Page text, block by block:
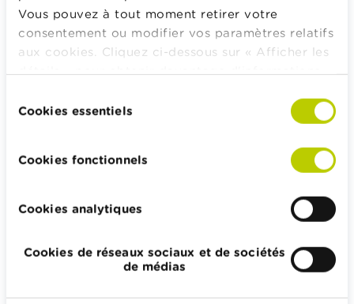
Vous pouvez à tout moment retirer votre
consentement ou modifier vos paramètres relatifs
aux cookies. Cliquez ci-dessous sur « Afficher les
consultable dans son intégralité
duCookies essentiels
Cookies fonctionnels
Cookies analytiques
Cookies de réseaux sociaux et de sociétés
de médias
Calculateurs, conseils pratiques, checklists
Budget, payer, emprunter et assurer
Famille
Épargner et investir
Hériter
Wikifin.be veut vous aider dans vos décisions financières. Il
met gratuitement à votre disposition une information